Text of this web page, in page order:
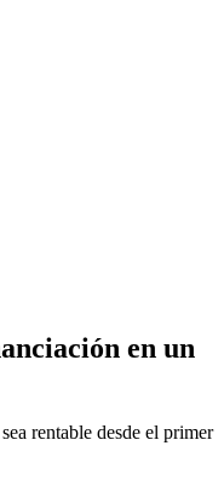
en un
rentable desde el primer